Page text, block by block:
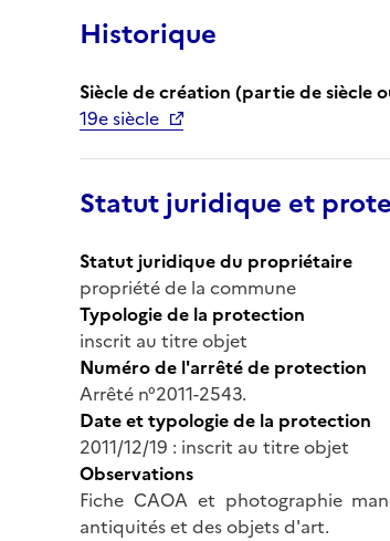
Historique
Siècle de création (partie de siècle
19e siècle
Statut juridique et
Statut juridique du propriétaire
propriété de la commune
Typologie de la protection
inscrit au titre objet
Numéro de l'arrêté de protection
Arrêté n°2011-2543.
Date et typologie de la protection
2011/12/19 : inscrit au titre objet
Observations
Fiche CAOA et photographie
antiquités et des objets d'art.